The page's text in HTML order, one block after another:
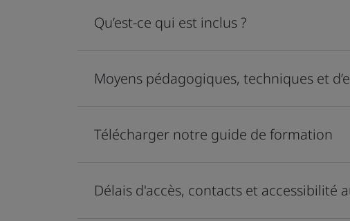
Qu’est-ce qui est inclus ?
Moyens pédagogiques, techniques et
Télécharger notre guide de formation
Délais d'accès, contacts et accessibilité